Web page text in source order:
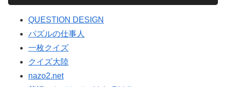
QUESTION DESIGN
パズルの仕事人
一枚クイズ
クイズ大陸
nazo2.net